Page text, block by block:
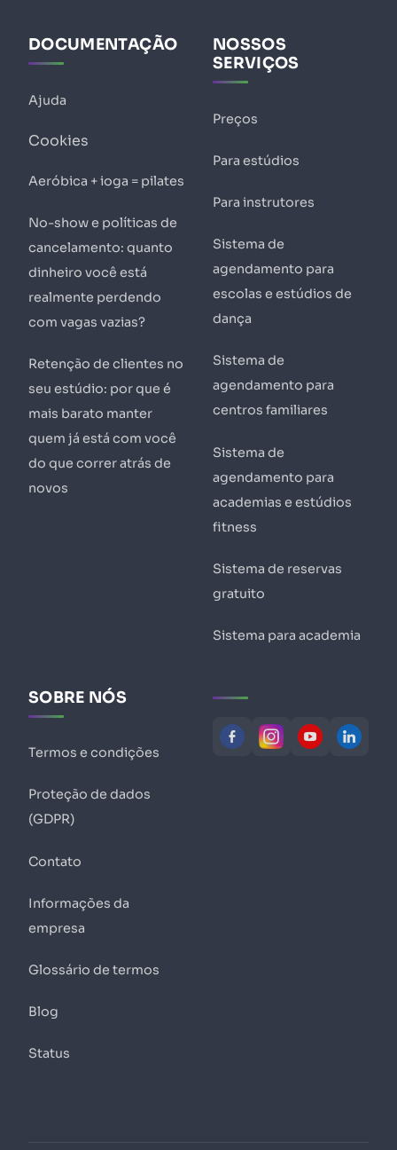
DOCUMENTAÇÃO
Ajuda
Cookies
Aeróbica + ioga = pilates
No-show e políticas de
cancelamento: quanto
dinheiro você está
realmente perdendo
com vagas vazias?
Retenção de clientes no
seu estúdio: por que é
mais barato manter
quem já está com você
do que correr atrás de
novos
NOSSOS
SERVIÇOS
Preços
Para estúdios
Para instrutores
Sistema de
agendamento para
escolas e estúdios de
dança
Sistema de
agendamento para
centros familiares
Sistema de
agendamento para
academias e estúdios
fitness
Sistema de reservas
gratuito
Sistema para academia
SOBRE NÓS
Termos e condições
Proteção de dados
(GDPR)
Contato
Informações da
empresa
Glossário de termos
Blog
Status